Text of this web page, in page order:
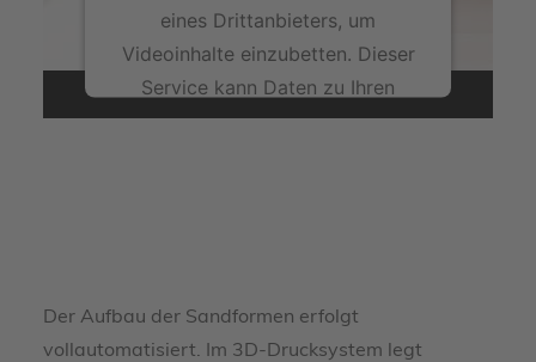
eines Drittanbieters, um
Videoinhalte einzubetten. Dieser
Service kann Daten zu Ihren
Aktivitäten sammeln. Bitte lesen
Der Aufbau der Sandformen erfolgt
vollautomatisiert. Im 3D-Drucksystem legt